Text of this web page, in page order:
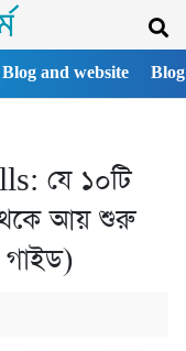
Blog and website
যে ১০টি
আয় শুরু
গাইড)